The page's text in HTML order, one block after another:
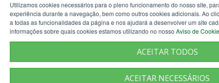
Utilizamos cookies necessários para o pleno funcionamento do nosso site,
experiência durante a navegação, bem como outros cookies adicionais. Ao
a todas as funcionalidades da página e nos ajudará a desenvolver um site
informações sobre quais cookies estamos utilizando no nosso Aviso de
ACEITAR TODOS
ACEITAR NECESSÁRIOS